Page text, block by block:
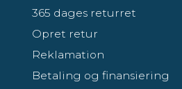
365 dages returret
Opret retur
Reklamation
Betaling og finansiering